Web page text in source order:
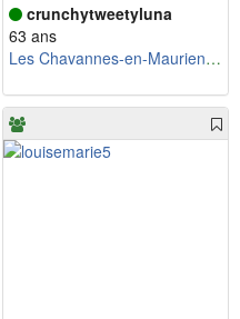
crunchytweetyluna
63 ans
Les Chavannes-en-Maurienne